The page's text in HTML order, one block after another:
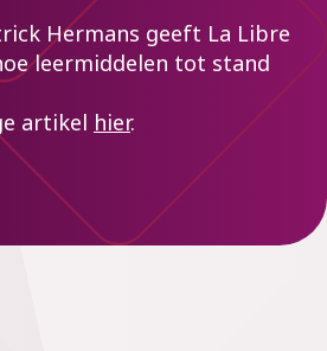
Hermans geeft La Libre
leermiddelen tot stand
artikel hier.